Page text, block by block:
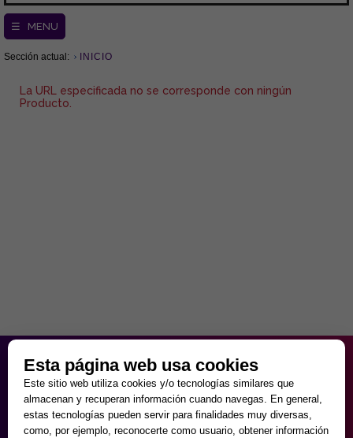
☰ MENU
Sección actual: INICIO
La URL especificada no se corresponde con ningún
Producto.
de Lunes a Viernes
9:30 - 20:00
Sábados
10:00 - 14:00 y 17:00 - 20:00
Domingos cerrado.
Esta página web usa cookies
Este sitio web utiliza cookies y/o tecnologías similares que
almacenan y recuperan información cuando navegas. En general,
estas tecnologías pueden servir para finalidades muy diversas,
como, por ejemplo, reconocerte como usuario, obtener información